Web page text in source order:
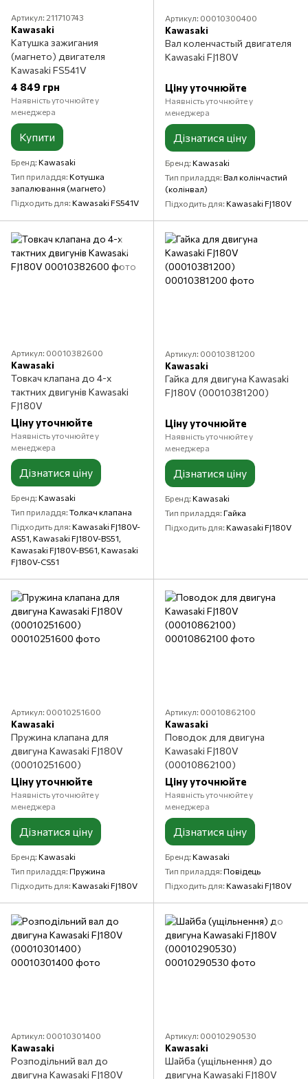
Артикул: 211710743
Kawasaki
Катушка зажигания
(магнето) двигателя
Kawasaki FS541V
4 849 грн
Наявність уточнюйте у
менеджера
Купити
Бренд Kawasaki
Тип приладдя Котушка
запалювання (магнето)
Підходить для Kawasaki FS541V
Артикул: 00010300400
Kawasaki
Вал коленчастый двигателя
Kawasaki FJ180V
Ціну уточнюйте
Наявність уточнюйте у
менеджера
Дізнатися ціну
Бренд Kawasaki
Тип приладдя Вал колінчастий
(колінвал)
Підходить для Kawasaki FJ180V
Артикул: 00010382600
Kawasaki
Товкач клапана до 4-х
тактних двигунів Kawasaki
FJ180V
Ціну уточнюйте
Наявність уточнюйте у
менеджера
Дізнатися ціну
Бренд Kawasaki
Тип приладдя Толкач клапана
Підходить для Kawasaki FJ180V-
AS51, Kawasaki FJ180V-BS51,
Kawasaki FJ180V-BS61, Kawasaki
FJ180V-CS51
Артикул: 00010381200
Kawasaki
Гайка для двигуна Kawasaki
FJ180V (00010381200)
Ціну уточнюйте
Наявність уточнюйте у
менеджера
Дізнатися ціну
Бренд Kawasaki
Тип приладдя Гайка
Підходить для Kawasaki FJ180V
Артикул: 00010251600
Kawasaki
Пружина клапана для
двигуна Kawasaki FJ180V
(00010251600)
Ціну уточнюйте
Наявність уточнюйте у
менеджера
Дізнатися ціну
Бренд Kawasaki
Тип приладдя Пружина
Підходить для Kawasaki FJ180V
Артикул: 00010862100
Kawasaki
Поводок для двигуна
Kawasaki FJ180V
(00010862100)
Ціну уточнюйте
Наявність уточнюйте у
менеджера
Дізнатися ціну
Бренд Kawasaki
Тип приладдя Повідець
Підходить для Kawasaki FJ180V
Артикул: 00010301400
Kawasaki
Розподільний вал до
двигуна Kawasaki FJ180V
Артикул: 00010290530
Kawasaki
Шайба (ущільнення) до
двигуна Kawasaki FJ180V